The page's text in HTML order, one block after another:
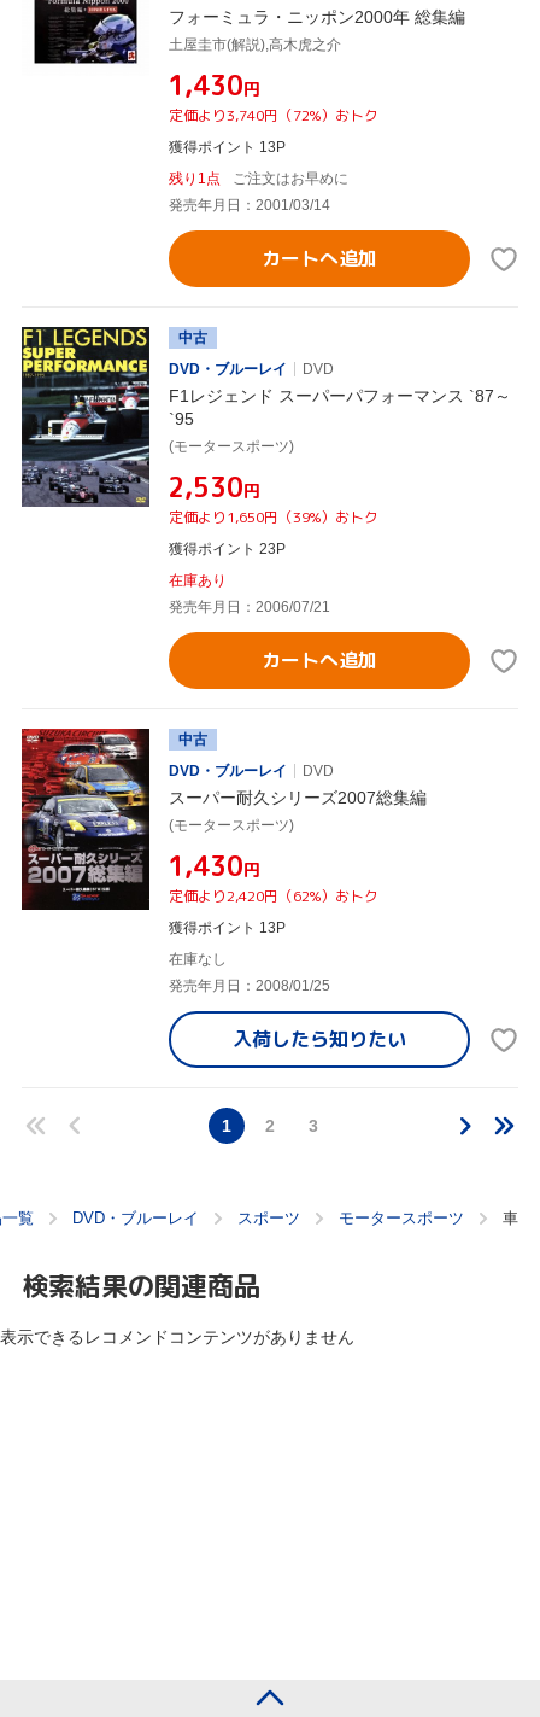
フォーミュラ・ニッポン2000年 総集編
土屋圭市(解説),高木虎之介
¥1,430円
定価より3,740円（72%）おトク
獲得ポイント 13P
残り1点
ご注文はお早めに
発売年月日：2001/03/14
カートへ追加
中古
DVD・ブルーレイ
DVD
F1レジェンド スーパーパフォーマンス `87～
`95
(モータースポーツ)
¥2,530円
定価より1,650円（39%）おトク
獲得ポイント 23P
在庫あり
発売年月日：2006/07/21
カートへ追加
中古
DVD・ブルーレイ
DVD
スーパー耐久シリーズ2007総集編
(モータースポーツ)
¥1,430円
定価より2,420円（62%）おトク
獲得ポイント 13P
在庫なし
発売年月日：2008/01/25
入荷したら知りたい
1 2 3
覧 DVD・ブルーレイ スポーツ モータースポーツ 車
検索結果の関連商品
表示できるレコメンドコンテンツがありません